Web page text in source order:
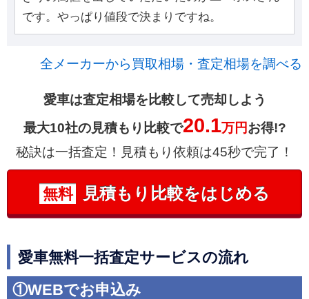
です。やっぱり値段で決まりですね。
全メーカーから買取相場・査定相場を調べる
愛車は査定相場を比較して売却しよう
最大10社の見積もり比較で20.1万円お得!?
秘訣は一括査定！見積もり依頼は45秒で完了！
無料 見積もり比較をはじめる
愛車無料一括査定サービスの流れ
①WEBでお申込み